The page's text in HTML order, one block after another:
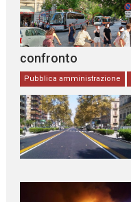
confronto
Pubblica amministrazione